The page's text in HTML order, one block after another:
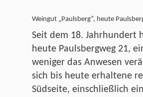
Weingut „Paulsberg“, heute
Seit dem 18. Jahrhundert
heute Paulsbergweg 21,
weniger das Anwesen
sich bis heute erhaltene
Südseite, einschließlich